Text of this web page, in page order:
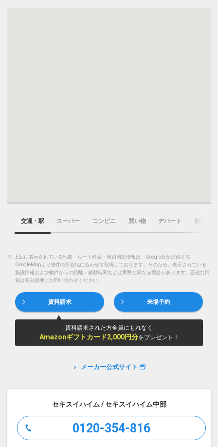
交通・駅 スーパー コンビニ 買い物 デパート 飲食店
※
上記に表示されている地図・ルート検索・周辺施設情報は、Google社が提供する
GoogleMapより物件の所在地に合わせて取得しております。そのため、表示されている
施設情報および物件からの距離・移動時間などは実際と異なる場合があります。正確な情
報は各分譲地にお問い合わせください。
資料請求 来場予約
資料請求された方全員にもれなく
Amazonギフトカード2,000円分をプレゼント！
メーカー公式サイト
セキスイハイム / セキスイハイム中部
0120-354-816